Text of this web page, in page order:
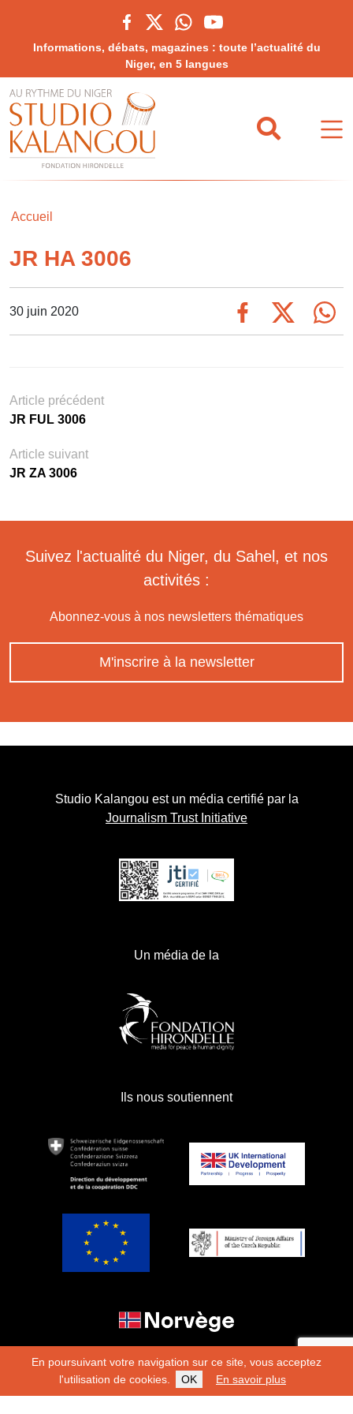
En poursuivant votre navigation sur ce site, vous acceptez
l'utilisation de cookies.
OK En savoir plus
Informations, débats, magazines : toute l’actualité du
Niger, en 5 langues
Accueil
JR HA 3006
30 juin 2020
Article précédent
JR FUL 3006
Article suivant
JR ZA 3006
Suivez l'actualité du Niger, du Sahel, et nos
activités :
Abonnez-vous à nos newsletters thématiques
M'inscrire à la newsletter
Studio Kalangou est un média certifié par la
Journalism Trust Initiative
Un média de la
Ils nous soutiennent